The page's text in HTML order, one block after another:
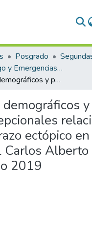
Collections
Posgrado
Alto Riesgo y Emergencias Obstétricas
Factores demográficos y preconcepcionales relacionados con el embarazo ectópico en el Hospital Nacional Carlos Alberto Seguin Escobedo 2019
demográficos y
ectópico
Carlos Alberto
2019